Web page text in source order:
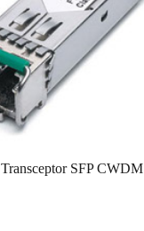
Transceptor SFP CWDM